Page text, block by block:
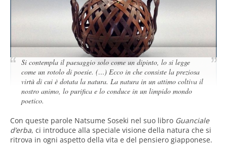
Si contempla il paesaggio solo come un dipinto, lo si legge
come un rotolo di poesie. (…) Ecco in che consiste la preziosa
virtù di cui è dotata la natura. La natura in un attimo coltiva il
nostro animo, lo purifica e lo conduce in un limpido mondo
poetico.
Con queste parole Natsume Soseki nel suo libro Guanciale
d’erba, ci introduce alla speciale visione della natura che si
ritrova in ogni aspetto della vita e del pensiero giapponese.